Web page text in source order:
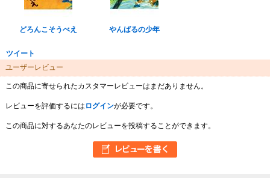
どろんこそうべえ やんばるの少年
ツイート
ユーザーレビュー
この商品に寄せられたカスタマーレビューはまだありません。
レビューを評価するには ログインが必要です。
この商品に対するあなたのレビューを投稿することができます。